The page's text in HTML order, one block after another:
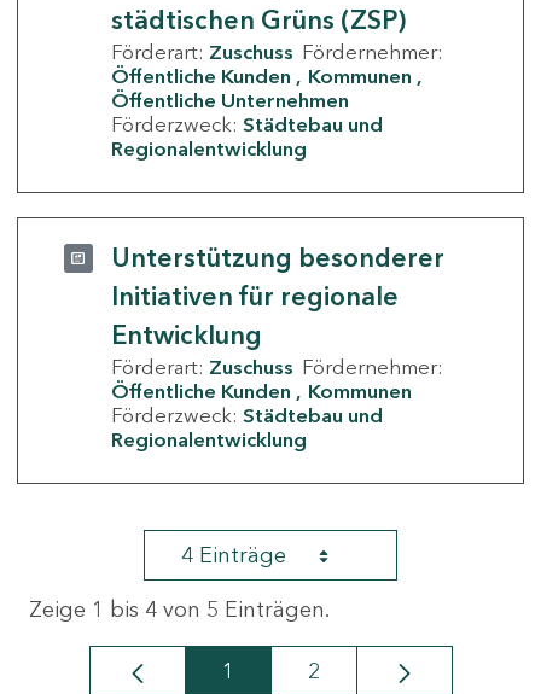
städtischen Grüns (ZSP)
Förderart: Zuschuss Fördernehmer:
Öffentliche Kunden
Kommunen
Öffentliche Unternehmen
Förderzweck: Städtebau und
Regionalentwicklung
Unterstützung besonderer
Initiativen für regionale
Entwicklung
Förderart: Zuschuss Fördernehmer:
Öffentliche Kunden
Kommunen
Förderzweck: Städtebau und
Regionalentwicklung
4 Einträge
Zeige 1 bis 4 von 5 Einträgen.
Seite
1 Seite
2